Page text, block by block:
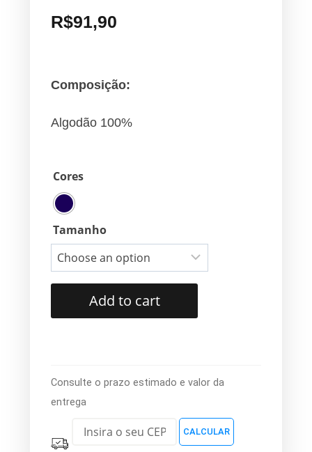
R$91,90
Composição:
Algodão 100%
Cores
Tamanho
Add to cart
Consulte o prazo estimado e valor da
entrega